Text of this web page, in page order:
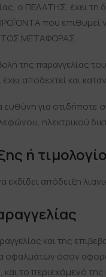
ο ΠΕΛΑΤΗΣ, έχει τη
που
ΜΕΤΑΦΟΡΑΣ.
της παραγγελίας
έχει αποδεχτεί και
ευθύνη για
ηλεκτρικού
ή
εκδίδει απόδειξη
και της
σφαλμάτων όσον
το περιεχόμενό